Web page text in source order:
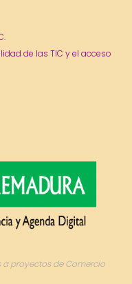
de las TIC y el acceso
a proyectos de Comercio